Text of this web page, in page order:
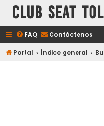
Club Seat
FAQ Contáctenos
Portal Índice general